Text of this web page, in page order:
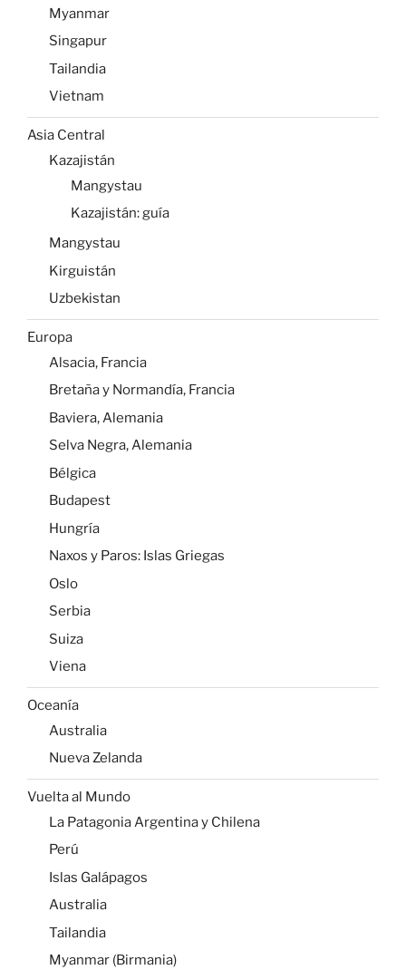
Myanmar
Singapur
Tailandia
Vietnam
Asia Central
Kazajistán
Mangystau
Kazajistán: guía
Mangystau
Kirguistán
Uzbekistan
Europa
Alsacia, Francia
Bretaña y Normandía, Francia
Baviera, Alemania
Selva Negra, Alemania
Bélgica
Budapest
Hungría
Naxos y Paros: Islas Griegas
Oslo
Serbia
Suiza
Viena
Oceanía
Australia
Nueva Zelanda
Vuelta al Mundo
La Patagonia Argentina y Chilena
Perú
Islas Galápagos
Australia
Tailandia
Myanmar (Birmania)